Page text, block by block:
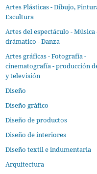
Artes Plásticas - Dibujo,
Escultura
Artes del espectáculo - Música
drámatico - Danza
Artes gráficas - Fotografía -
cinematografía - producción
y televisión
Diseño
Diseño gráfico
Diseño de productos
Diseño de interiores
Diseño textil e indumentaria
Arquitectura